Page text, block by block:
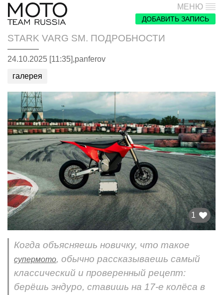
МЕНЮ
ДОБАВИТЬ ЗАПИСЬ
STARK VARG SM. ПОДРОБНОСТИ
24.10.2025 [11:35],panferov
галерея
1
Когда объясняешь новичку, что такое
супермото, обычно рассказываешь самый
классический и проверенный рецепт:
берёшь эндуро, ставишь на 17-е колёса в